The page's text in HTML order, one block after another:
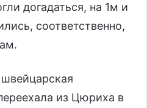
догадаться, на 1м и
соответственно,
из Цюриха в